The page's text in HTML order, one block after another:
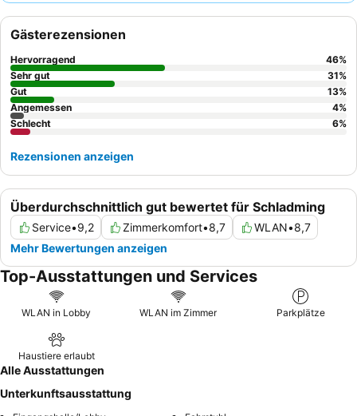
wird für seine umfangreiche und vielfältige Auswahl sehr
empfohlen. Für das beste Erlebnis empfiehlt es sich, Zimmer mit
Panoramablick
Alpenlandschaft vollends zu genießen.
Überdurchschnittlich gut bewertet für Schladming
Service•9,2 Zimmerkomfort•8,7 WLAN•8,7
Mehr Bewertungen anzeigen
Gästerezensionen
Hervorragend 46%
Sehr gut
31%
Gut
13%
Angemessen
4%
Schlecht
6%
Rezensionen anzeigen
Top-Ausstattungen und Services
WLAN in Lobby WLAN im Zimmer Parkplätze
Haustiere erlaubt
Alle Ausstattungen
Unterkunftsausstattung